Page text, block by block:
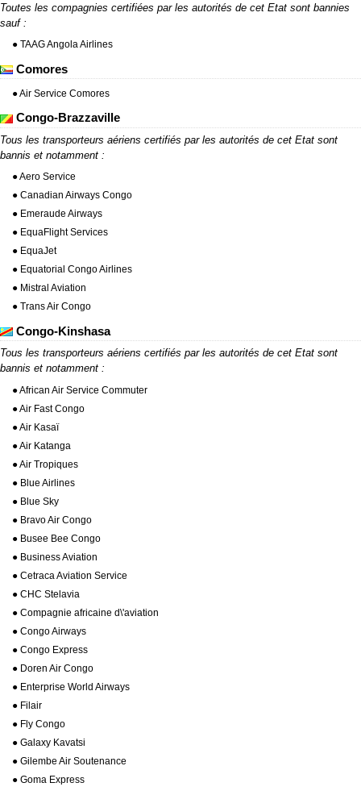
Toutes les compagnies certifiées par les autorités de cet Etat sont bannies
sauf :
● TAAG Angola Airlines
Comores
● Air Service Comores
Congo-Brazzaville
Tous les transporteurs aériens certifiés par les autorités de cet Etat sont
bannis et notamment :
● Aero Service
● Canadian Airways Congo
● Emeraude Airways
● EquaFlight Services
● EquaJet
● Equatorial Congo Airlines
● Mistral Aviation
● Trans Air Congo
Congo-Kinshasa
Tous les transporteurs aériens certifiés par les autorités de cet Etat sont
bannis et notamment :
● African Air Service Commuter
● Air Fast Congo
● Air Kasaï
● Air Katanga
● Air Tropiques
● Blue Airlines
● Blue Sky
● Bravo Air Congo
● Busee Bee Congo
● Business Aviation
● Cetraca Aviation Service
● CHC Stelavia
● Compagnie africaine d\'aviation
● Congo Airways
● Congo Express
● Doren Air Congo
● Enterprise World Airways
● Filair
● Fly Congo
● Galaxy Kavatsi
● Gilembe Air Soutenance
● Goma Express